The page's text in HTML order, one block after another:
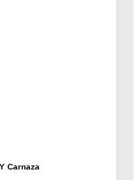
Carnaza